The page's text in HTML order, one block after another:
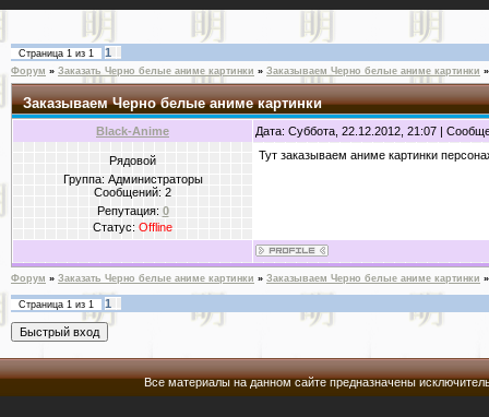
Страница 1 из 1 1
Форум » Заказать Черно белые аниме картинки » Заказываем Черно белые аниме картинки »
Заказываем Черно белые аниме картинки
Black-Anime Дата: Суббота, 22.12.2012, 21:07 |
Рядовой
Группа: Администраторы
Сообщений: 2
Репутация: 0
Статус: Offline
Тут заказываем аниме картинки
Форум » Заказать Черно белые аниме картинки » Заказываем Черно белые аниме картинки »
Страница 1 из 1 1
Все материалы на данном сайте предназначены